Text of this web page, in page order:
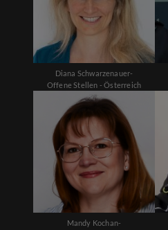
Diana Schwarzenauer-
Offene Stellen - Österreich
Mandy Kochan-